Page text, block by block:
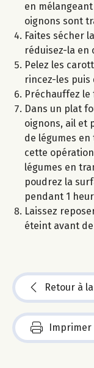
en
oignons sont
Faites sécher
réduisez-la en
Pelez les
rincez-les
Préchauffez
Dans un plat
oignons, ail et
de légumes
cette
légumes en
poudrez la
pendant 1
Laissez
éteint avant
Retour à